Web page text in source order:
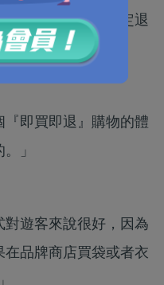
外旅客到訪，指定退
即買即退』購物的體
」
遊客來說很好，因為
品牌商店買袋或者衣